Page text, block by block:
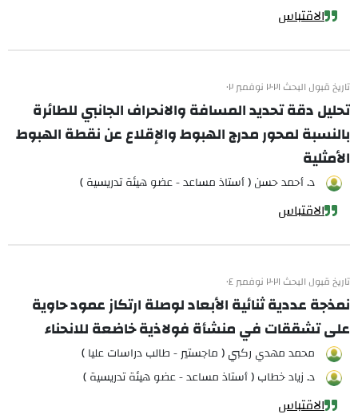
الاقتباس
تاريخ قبول البحث ٢٠٢١ نوفمبر ٠٢
تحليل دقة تحديد المسافة والانحراف الجانبي للطائرة
بالنسبة لمحور مدرج الهبوط والإقلاع عن نقطة الهبوط
الأمثلية
د. أحمد حسن ( أستاذ مساعد - عضو هيئة تدريسية )
الاقتباس
تاريخ قبول البحث ٢٠٢١ نوفمبر ٠٤
نمذجة عددية ثنائية الأبعاد لوصلة ارتكاز عمود حاوية
على تشققات في منشأة فولاذية خاضعة للانحناء
محمد مهدي ركبي ( ماجستير - طالب دراسات عليا )
د. زياد خطاب ( أستاذ مساعد - عضو هيئة تدريسية )
الاقتباس